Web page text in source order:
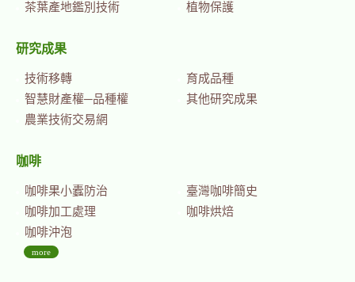
茶葉產地鑑別技術
植物保護
研究成果
技術移轉
育成品種
智慧財產權─品種權
其他研究成果
農業技術交易網
咖啡
咖啡果小蠹防治
臺灣咖啡簡史
咖啡加工處理
咖啡烘焙
咖啡沖泡
more